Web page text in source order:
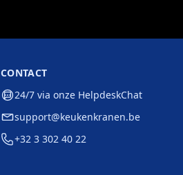
CONTACT
24/7 via onze HelpdeskChat
support@keukenkranen.be
+32 3 302 40 22